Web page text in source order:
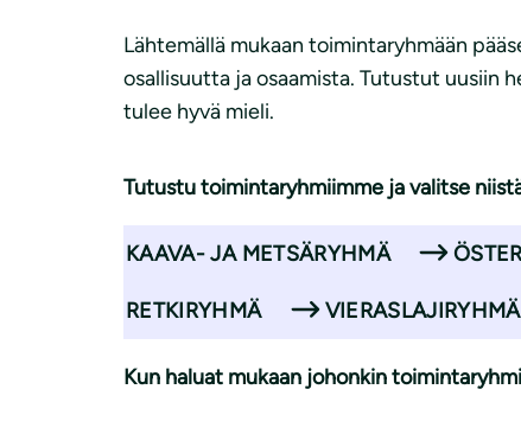
Lähtemällä mukaan toimintaryhmään
osallisuutta ja osaamista. Tutustut uusiin
tulee hyvä mieli.
Tutustu toimintaryhmiimme ja valitse
KAAVA- JA METSÄRYHMÄ
RETKIRYHMÄ VIERASLAJIRYHMÄ
Kun haluat mukaan johonkin